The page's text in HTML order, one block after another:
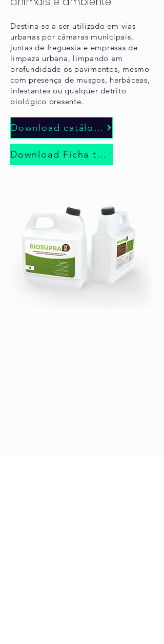
Destina-se a ser utilizado em vias
urbanas por câmaras municipais,
juntas de freguesia e empresas de
limpeza urbana, limpando em
profundidade os pavimentos, mesmo
com presença de musgos, herbáceas,
infestantes ou qualquer detrito
biológico presente.
Download catálogo
Download Ficha técnica